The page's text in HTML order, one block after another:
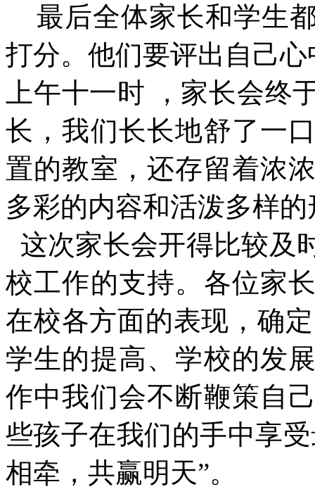
最后全体家长和学生
打分。他们要评出自己
上午十一时 ，家长会终
长，我们长长地舒了一
置的教室，还存留着浓
多彩的内容和活泼多样
这次家长会开得比较及
校工作的支持。各位家
在校各方面的表现，确
学生的提高、学校的发
作中我们会不断鞭策自
些孩子在我们的手中享
相牵，共赢明天”。